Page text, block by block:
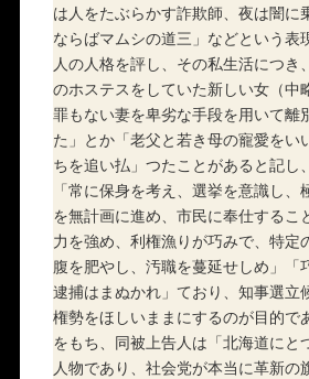
は人をたぶらかす詐欺師、夜は闇に
ならばマムシの道三」などという表
人の人格を評し、その私生活につき
のホステスをしていた新しい女（中
罪もない妻を卑劣な手段を用いて離
た」とか「老父と若き母の寵愛をい
ちを追い払」つたことがあると記し
「常に保身を考え、選挙を意識し
を無計画に進め、市民に奉仕するこ
力を強め、利権漁りが巧みで、特定
腹を肥やし、汚職を蔓延せしめ」「
逮捕はまぬかれ」ており、知事選立
権勢をほしいままにするのが目的で
をもち、同被上告人は「北海道にと
人物であり、社会党が本当に革新の